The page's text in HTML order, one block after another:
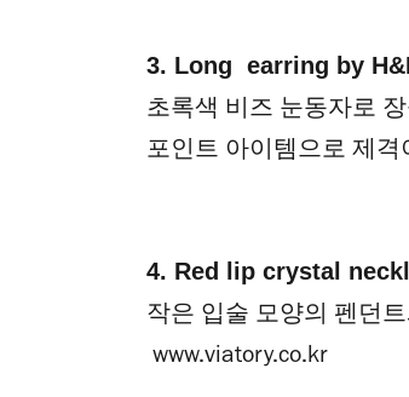
3. Long earring by
초록색 비즈 눈동자로
포인트 아이템으로 제격
4. Red lip crystal
작은 입술 모양의 펜던
www.viatory.co.kr